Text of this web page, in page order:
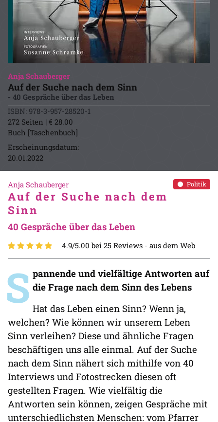
Anja Schauberger
Auf der Suche nach dem Sinn
- 40 Gespräche über das Leben
ISBN: 978-3-957-28520-1
272 Seiten | € 28.00
Buch [Taschenbuch]
Erscheinungsdatum:
20.01.2022
Politik
Anja Schauberger
Auf der Suche nach dem
Sinn
40 Gespräche über das Leben
4.9/5.00 bei 25 Reviews - aus dem Web
S pannende und vielfältige Antworten auf
die Frage nach dem Sinn des Lebens
Hat das Leben einen Sinn? Wenn ja,
welchen? Wie können wir unserem Leben
Sinn verleihen? Diese und ähnliche Fragen
beschäftigen uns alle einmal. Auf der Suche
nach dem Sinn nähert sich mithilfe von 40
Interviews und Fotostrecken diesen oft
gestellten Fragen. Wie vielfältig die
Antworten sein können, zeigen Gespräche mit
unterschiedlichsten Menschen: vom Pfarrer